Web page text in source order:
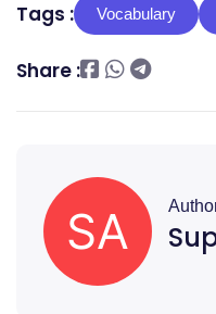
Tags : Vocabulary
Share :